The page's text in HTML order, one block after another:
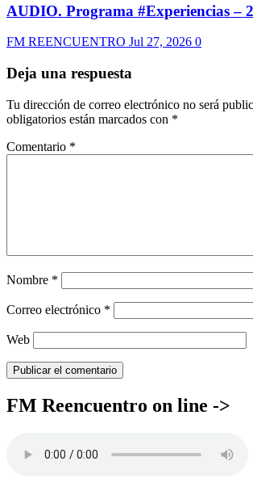
AUDIO. Programa #Experiencias –
FM REENCUENTRO Jul 27, 2026 0
Deja una respuesta
Tu dirección de correo electrónico no será
obligatorios están marcados con *
Comentario *
Nombre *
Correo electrónico *
Web
FM Reencuentro on line ->